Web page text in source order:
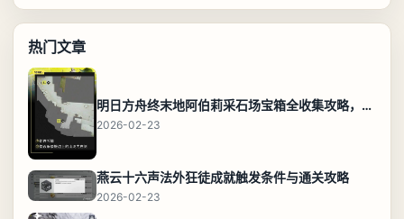
热门文章
明日方舟终末地阿伯莉采石场宝箱全收集攻略，全点位分布图与路线
2026-02-23
燕云十六声法外狂徒成就触发条件与通关攻略
2026-02-23